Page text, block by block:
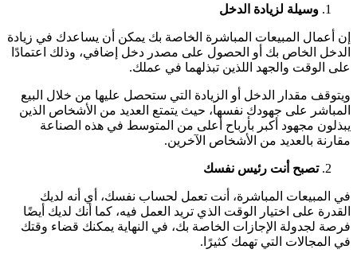
وسيلة لزيادة الدخل
إن أعمال المبيعات المباشرة الخاصة بك يمكن أن يساعدك في زيادة
الدخل الخاص بك أو الحصول على مصدر دخل إضافي، وذلك اعتمادًا
على الوقت والجهد اللذين تبذلهما في عملك.
ويتوقف مقدار الدخل أو الزيادة التي ستحصل عليها من خلال البيع
المباشر على جهودك نفسها، حيث يتمتع العديد من الأشخاص الذين
يبذلون مجهود أكبر بأرباح أعلى من المتوسط ​​في هذه الصناعة
مقارنة بالعديد من الأشخاص الآخرين.
تصبح أنت رئيس نفسك
في المبيعات المباشرة، أنت تعمل لحساب نفسك، أي أنه لديك
القدرة على اختيار الوقت الذي تريد العمل فيه، كما أنك لديك أيضًا
فرصة لجدولة الإجازات الخاصة بك، في النهاية يمكنك قضاء وقتك
في المجالات التي تهمك كثيرًا.